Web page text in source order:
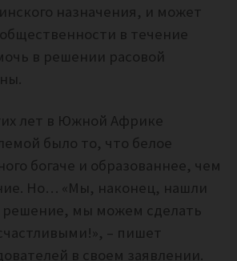
назначения, и может
в течение
в решении расовой
лет в Южной Африке
было то, что белое
богаче и образованнее, чем
Но… «Мы, наконец, нашли
решение, мы можем сделать
– пишет
в своем заявлении.